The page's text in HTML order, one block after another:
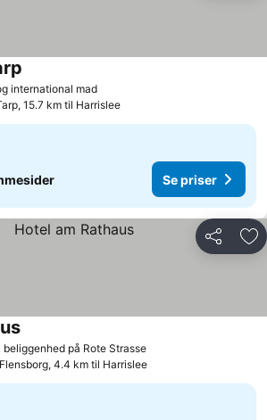
international mad
15.7 km til Harrislee
Se priser
Del
beliggenhed på Rote Strasse
Flensborg, 4.4 km til Harrislee